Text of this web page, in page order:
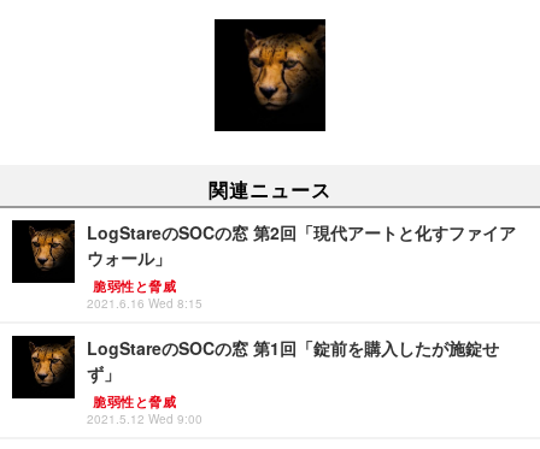
関連ニュース
LogStareのSOCの窓 第2回「現代アートと化すファイア
ウォール」
脆弱性と脅威
2021.6.16 Wed 8:15
LogStareのSOCの窓 第1回「錠前を購入したが施錠せ
ず」
脆弱性と脅威
2021.5.12 Wed 9:00